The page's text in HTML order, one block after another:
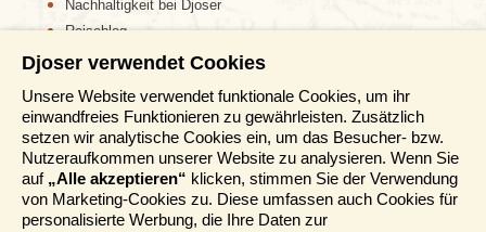
wilde Terrain birgt eine reiche Geschichte und Kultur,
Naturliebhaber und Geschichtsinteressierte
Fort William
Nachhaltigkeit bei Djoser
Reiseblog
Informationen
Reisemessen
Häufig gestellte Fragen
AGB
Formblatt
Datenschutz
Djoser verwendet Cookies
Unsere Website verwendet funktionale Cookies, um ihr
einwandfreies Funktionieren zu gewährleisten. Zusätzlich
setzen wir analytische Cookies ein, um das Besucher- bzw.
Nutzeraufkommen unserer Website zu analysieren. Wenn Sie
auf „Alle akzeptieren“ klicken, stimmen Sie der Verwendung
von Marketing-Cookies zu. Diese umfassen auch Cookies für
personalisierte Werbung, die Ihre Daten zur